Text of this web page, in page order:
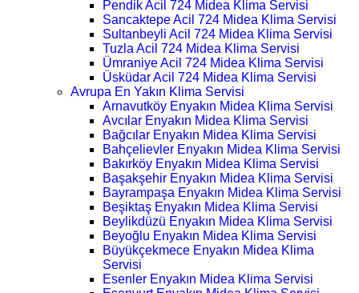
Pendik Acil 724 Midea Klima Servisi
Sancaktepe Acil 724 Midea Klima Servisi
Sultanbeyli Acil 724 Midea Klima Servisi
Tuzla Acil 724 Midea Klima Servisi
Ümraniye Acil 724 Midea Klima Servisi
Üsküdar Acil 724 Midea Klima Servisi
Avrupa En Yakın Klima Servisi
Arnavutköy Enyakın Midea Klima Servisi
Avcılar Enyakın Midea Klima Servisi
Bağcılar Enyakın Midea Klima Servisi
Bahçelievler Enyakın Midea Klima Servisi
Bakırköy Enyakın Midea Klima Servisi
Başakşehir Enyakın Midea Klima Servisi
Bayrampaşa Enyakın Midea Klima Servisi
Beşiktaş Enyakın Midea Klima Servisi
Beylikdüzü Enyakın Midea Klima Servisi
Beyoğlu Enyakın Midea Klima Servisi
Büyükçekmece Enyakın Midea Klima
Servisi
Esenler Enyakın Midea Klima Servisi